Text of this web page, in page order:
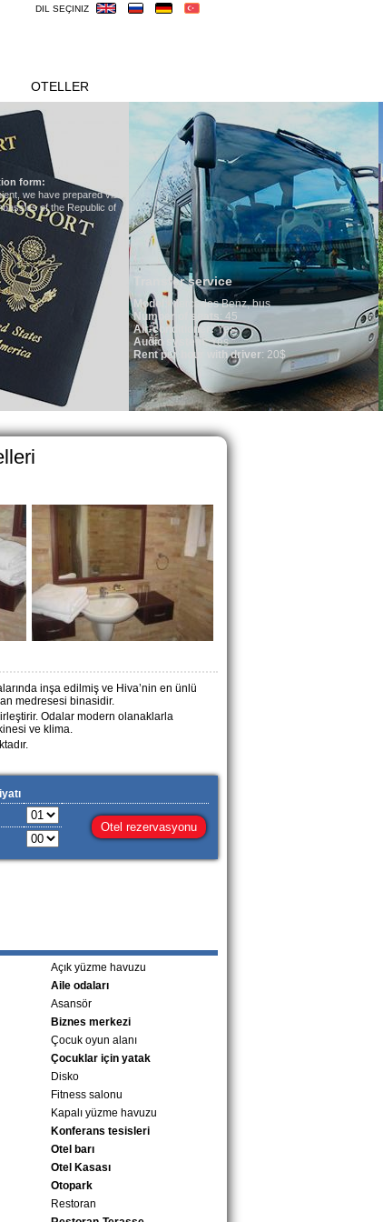
DIL SEÇINIZ
OTELLER
service
:Mercedes Benz, bus
of seats
: 45
conditioner:
Yes
system
: Yes
per hour with driver
: 20$
Hotels in Uzbekistan
We have all hotels in
inşa edilmiş ve Hiva’nin en ünlü
medresesi binasidir.
Odalar modern olanaklarla
ve klima.
Açık yüzme havuzu
Aile odaları
Asansör
Biznes merkezi
Çocuk oyun alanı
Çocuklar için yatak
Disko
Fitness salonu
Kapalı yüzme havuzu
Konferans tesisleri
Otel barı
Otel Kasası
Otopark
Restoran